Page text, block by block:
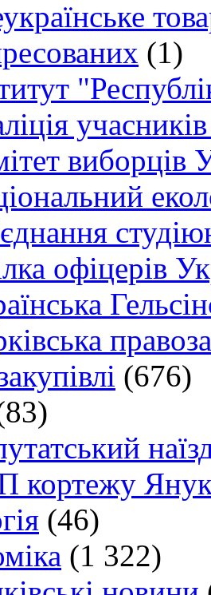
(1)
виборців
офіцерів
(676)
кортежу
(46)
(1 322)